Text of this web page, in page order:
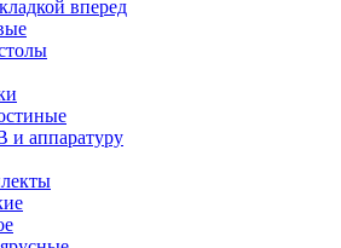
вперед
аппаратуру